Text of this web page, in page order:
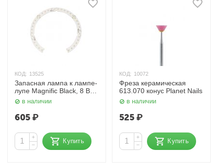
КОД: 13525
Запасная лампа к лампе-
лупе Magnific Black, 8 Вт.
Planet Nails
в наличии
605₽
+
−
Купить
КОД: 10072
Фреза керамическая
613.070 конус Planet Nails
в наличии
525₽
+
−
Купить